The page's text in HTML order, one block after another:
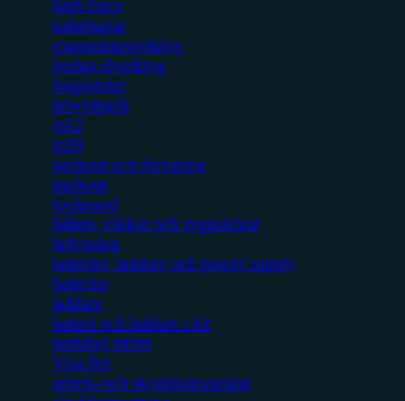
high force
kabelsaxar
expansionsverktyg
övriga elverktyg
fogpistoler
powerpack
m12
m18
packout och förvaring
packout
toolguard
bälten, väskor och ryggsäckar
belysning
batterier, laddare och power supply
batterier
laddare
batteri och laddare i kit
portabel ström
Visa fler
arbets- och skyddsutrustning